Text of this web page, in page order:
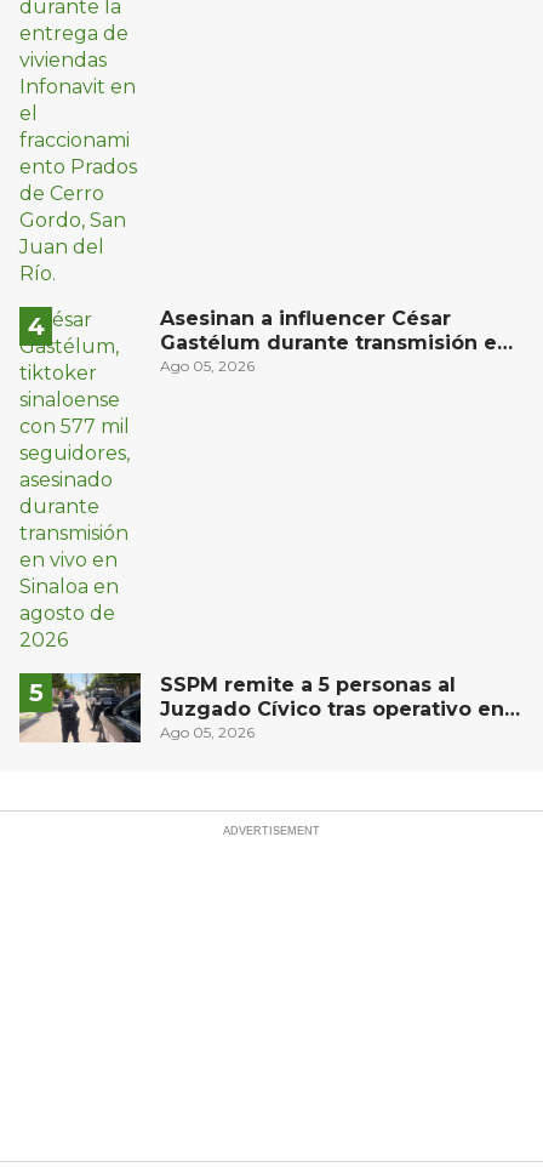
Asesinan a influencer César
Gastélum durante transmisión en
vivo en Sinaloa
Ago 05, 2026
SSPM remite a 5 personas al
Juzgado Cívico tras operativo en
San Juan del Río
Ago 05, 2026